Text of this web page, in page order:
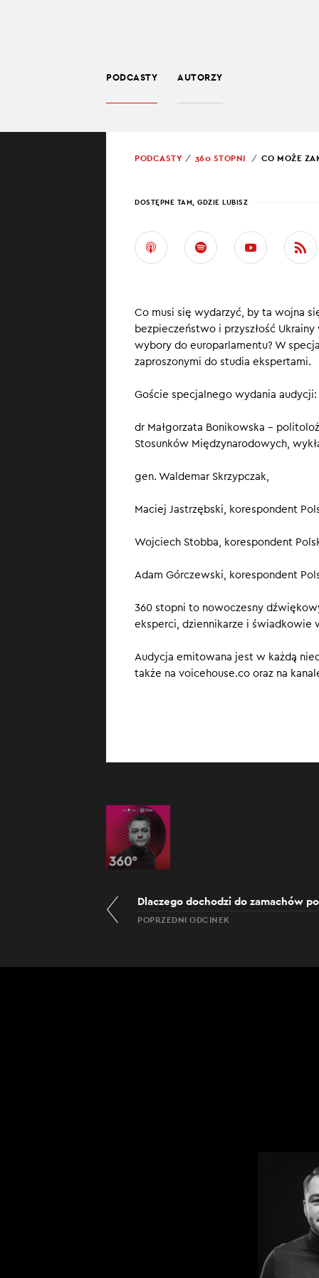
PODCASTY AUTORZY
PROWADZĄCY:
CO
W
wielokrotnie.
natarcia jest
dodatkowo
prowadzi
PODCASTY
360 STOPNI CO MOŻE
DOSTĘPNE TAM, GDZIE LUBISZ
Co musi się wydarzyć, by ta wojna
bezpieczeństwo i przyszłość
wybory do europarlamentu? W
zaproszonymi do studia ekspertami.
Goście specjalnego wydania audycji:
dr Małgorzata Bonikowska –
Stosunków Międzynarodowych,
gen. Waldemar Skrzypczak,
Maciej Jastrzębski, korespondent
Wojciech Stobba, korespondent
Adam Górczewski, korespondent
360 stopni to nowoczesny
eksperci, dziennikarze i świadkowie
Audycja emitowana jest w każdą
także na voicehouse.co oraz na
Dlaczego dochodzi do zamachów
POPRZEDNI ODCINEK